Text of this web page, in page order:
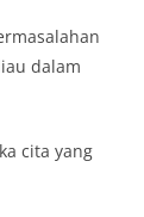
dalam
cita yang